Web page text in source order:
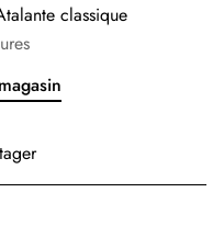
classique